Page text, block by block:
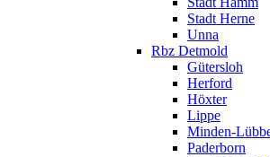
Stadt Herne
Unna
Rbz Detmold
Gütersloh
Herford
Höxter
Lippe
Minden-
Paderborn